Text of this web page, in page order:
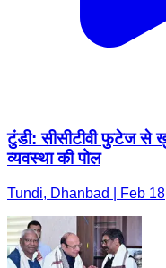
टुंडी: सीसीटीवी फुटेज से
व्यवस्था की पोल
Tundi, Dhanbad | Feb